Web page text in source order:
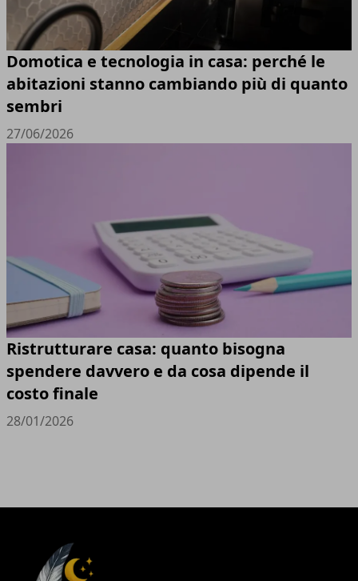
Domotica e tecnologia in casa: perché le
abitazioni stanno cambiando più di quanto
sembri
27/06/2026
Ristrutturare casa: quanto bisogna
spendere davvero e da cosa dipende il
costo finale
28/01/2026